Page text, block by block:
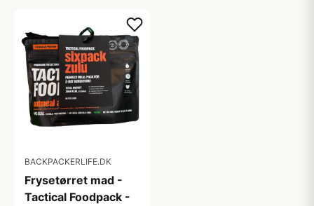
BACKPACKERLIFE.DK
Frysetørret mad -
Tactical Foodpack -